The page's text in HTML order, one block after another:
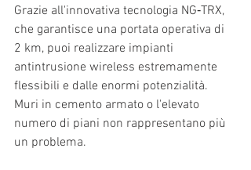
Grazie all'innovativa tecnologia NG‑TRX,
che garantisce una portata operativa di
2 km, puoi realizzare impianti
antintrusione wireless estremamente
flessibili e dalle enormi potenzialità.
Muri in cemento armato o l'elevato
numero di piani non rappresentano più
un problema.